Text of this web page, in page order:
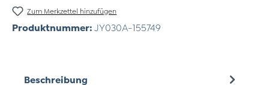
Zum Merkzettel hinzufügen
Produktnummer: JY030A-155749
Beschreibung